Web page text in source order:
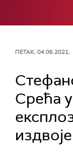
ПЕТАК, 04.06.2021,
Срећа